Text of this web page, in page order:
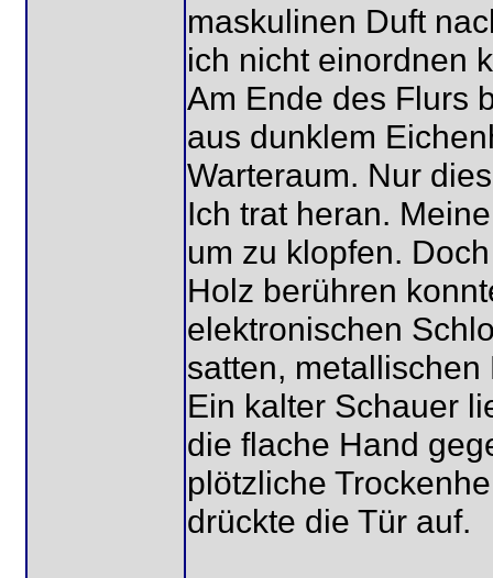
maskulinen Duft
ich nicht einordnen
Am Ende des Flurs
aus dunklem
Warteraum. Nur
Ich trat heran.
um zu klopfen.
Holz berühren
elektronischen
satten,
Ein kalter Schauer
die flache Hand
plötzliche
drückte die Tür auf.